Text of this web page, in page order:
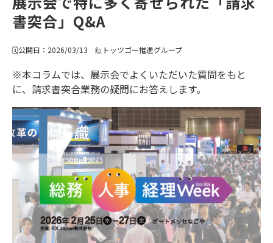
書突合」Q&A
🗓️公開日：2026/03/13 🙋トッツゴー推進グループ
※本コラムでは、展示会でよくいただいた質問をもと
に、請求書突合業務の疑問にお答えします。